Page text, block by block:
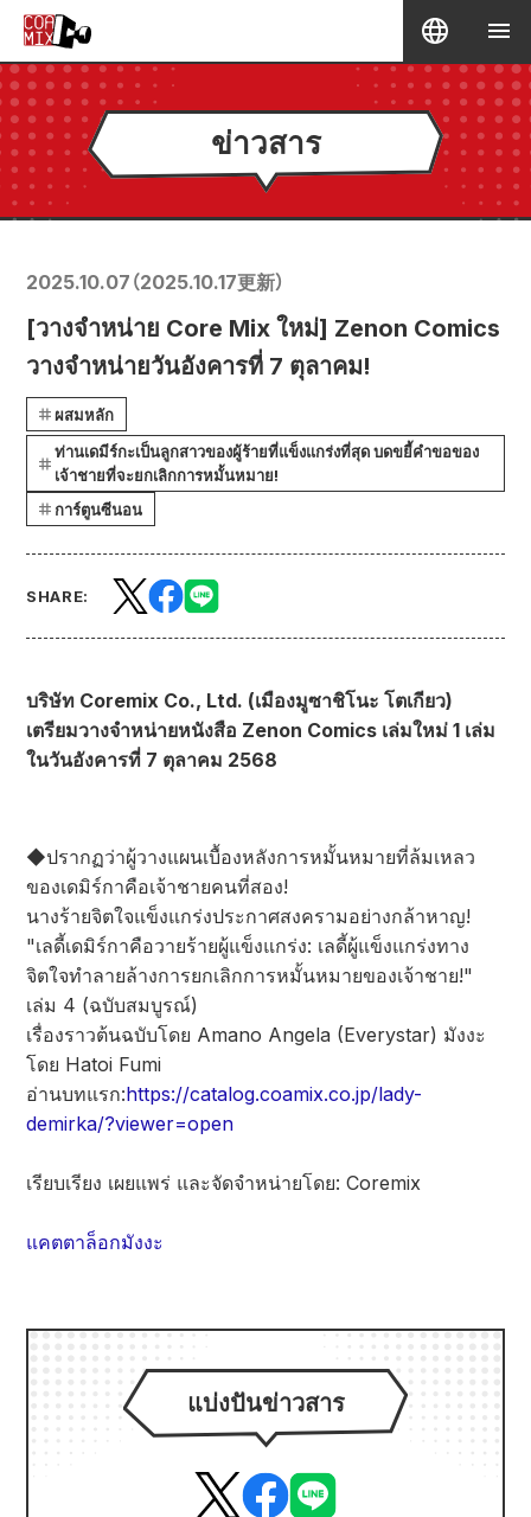
ข่าวสาร
2025.10.07 （2025.10.17更新）
[วางจำหน่าย Core Mix ใหม่] Zenon Comics
วางจำหน่ายวันอังคารที่ 7 ตุลาคม!
ผสมหลัก
ท่านเดมีร์กะเป็นลูกสาวของผู้ร้ายที่แข็งแกร่งที่สุด บดขยี้คำขอของ
เจ้าชายที่จะยกเลิกการหมั้นหมาย!
การ์ตูนซีนอน
SHARE:
บริษัท Coremix Co., Ltd. (เมืองมูซาชิโนะ โตเกียว)
เตรียมวางจำหน่ายหนังสือ Zenon Comics เล่มใหม่ 1 เล่ม
ในวันอังคารที่ 7 ตุลาคม 2568
◆ปรากฏว่าผู้วางแผนเบื้องหลังการหมั้นหมายที่ล้มเหลว
ของเดมิร์กาคือเจ้าชายคนที่สอง!
นางร้ายจิตใจแข็งแกร่งประกาศสงครามอย่างกล้าหาญ!
"เลดี้เดมิร์กาคือวายร้ายผู้แข็งแกร่ง: เลดี้ผู้แข็งแกร่งทาง
จิตใจทำลายล้างการยกเลิกการหมั้นหมายของเจ้าชาย!"
เล่ม 4 (ฉบับสมบูรณ์)
เรื่องราวต้นฉบับโดย Amano Angela (Everystar) มังงะ
โดย Hatoi Fumi
อ่านบทแรก:https://catalog.coamix.co.jp/lady-
demirka/?viewer=open
เรียบเรียง เผยแพร่ และจัดจำหน่ายโดย: Coremix
แคตตาล็อกมังงะ
แบ่งปันข่าวสาร